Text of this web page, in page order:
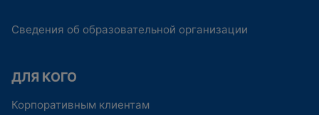
Сведения об образовательной организации
ДЛЯ КОГО
Корпоративным клиентам